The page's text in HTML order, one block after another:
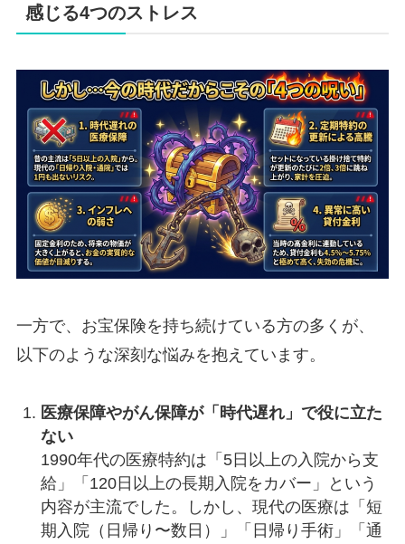
感じる4つのストレス
一方で、お宝保険を持ち続けている方の多くが、
以下のような深刻な悩みを抱えています。
医療保障やがん保障が「時代遅れ」で役に立た
ない
1990年代の医療特約は「5日以上の入院から支
給」「120日以上の長期入院をカバー」という
内容が主流でした。しかし、現代の医療は「短
期入院（日帰り〜数日）」「日帰り手術」「通